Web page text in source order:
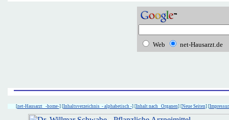
Web net-Hausarzt.de
[net-Hausarzt -home-] [Inhaltsverzeichnis - alphabetisch -] [Inhalt nach Organen] [Neue Seiten] [